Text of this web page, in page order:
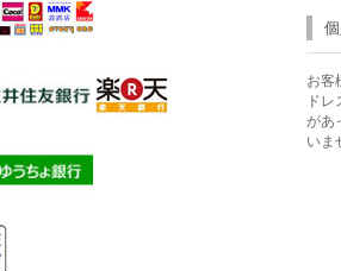
お客
ド
があ
いま